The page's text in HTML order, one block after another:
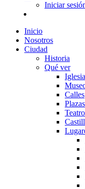
Iniciar
Inicio
Nosotros
Ciudad
Historia
Qué ver
Calles
Plazas